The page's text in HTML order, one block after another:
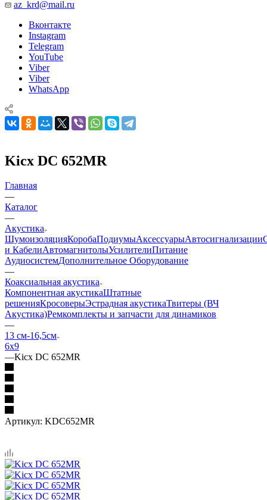
az_krd@mail.ru
Вконтакте
Instagram
Telegram
YouTube
Viber
Viber
WhatsApp
Kicx DC 652MR
Главная
—
Каталог
—
Акустика
ШумоизоляцияКоробаПодиумыАксессуарыАвтосигнализации
и КабелиАвтомагнитолыУсилителиПитание
АудиосистемДополнительное Оборудование
—
Коаксиальная акустика
Компонентная акустикаШтатные
решенияКросоверыЭстрадная акустикаТвитеры (ВЧ
Акустика)Ремкомплекты и запчасти для динамиков
—
13 см-16,5см
6х9
—Kicx DC 652MR
Артикул: KDC652MR